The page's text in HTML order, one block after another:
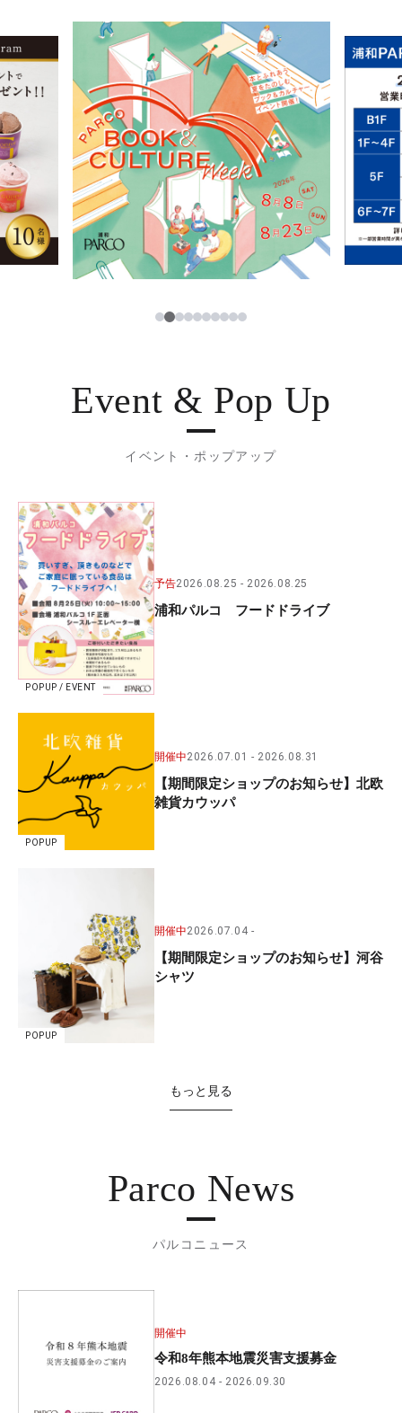
レストラン・カフェ
TAX FREE
PARCOメンバーズ
JP
ภาษาไทย
123456789
Event & Pop Up
イベント・ポップアップ
POPUP / EVENT
予告2026.08.25 2026.08.25
浦和パルコ フードドライブ
POPUP
開催中2026.07.01 2026.08.31
【期間限定ショップのお知らせ】北欧
雑貨カウッパ
POPUP
開催中2026.07.04
【期間限定ショップのお知らせ】河谷
シャツ
もっと見る
Parco News
パルコニュース
開催中
令和8年熊本地震災害支援募金
2026.08.04 2026.09.30